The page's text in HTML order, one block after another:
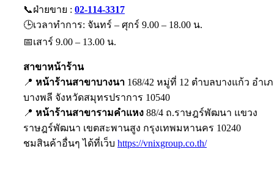
📞ฝ่ายขาย : 02-114-3317
🕒เวลาทำการ: จันทร์ – ศุกร์ 9.00 – 18.00 น.
📅เสาร์ 9.00 – 13.00 น.
สาขาหน้าร้าน
📍 หน้าร้านสาขาบางนา 168/42 หมู่ที่ 12 ตำบลบางแก้ว อำเ
บางพลี จังหวัดสมุทรปราการ 10540
📍 หน้าร้านสาขารามคำแหง 88/4 ถ.ราษฎร์พัฒนา แขวง
ราษฎร์พัฒนา เขตสะพานสูง กรุงเทพมหานคร 10240
ชมสินค้าอื่นๆ ได้ที่เว็บ https://vnixgroup.co.th/